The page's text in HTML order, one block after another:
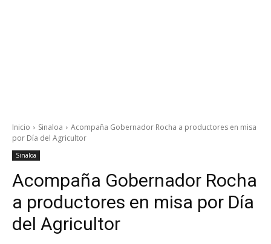
Inicio Sinaloa
Acompaña Gobernador Rocha a productores en misa
por Día del Agricultor
Sinaloa
Acompaña Gobernador Rocha
a productores en misa por Día
del Agricultor